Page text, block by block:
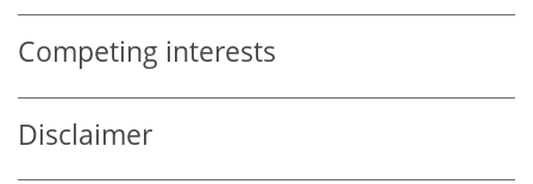
Competing interests
Disclaimer